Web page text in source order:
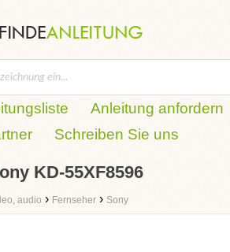
Anleitung anfordern
Schreiben Sie uns
KD-55XF8596
audio › Fernseher › Sony